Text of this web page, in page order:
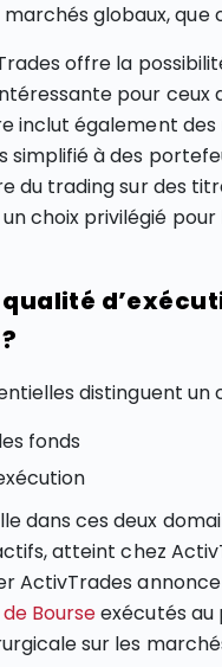
globaux, que
offre la
pour ceux
inclut également
simplifié à des
du trading sur des
choix privilégié
distinguent
fonds
dans ces deux
atteint chez
ActivTrades
Bourseexécutés au
sur les